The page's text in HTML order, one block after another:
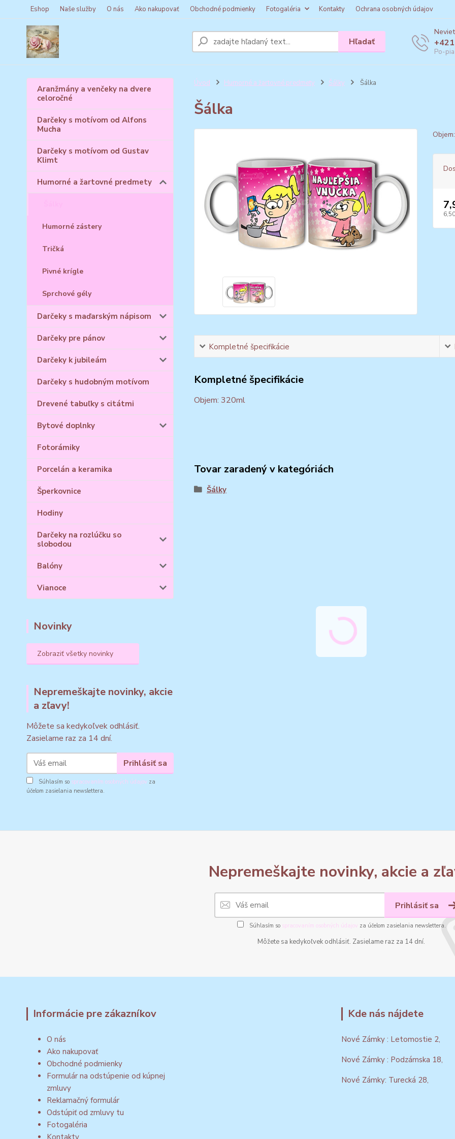
Eshop Naše služby O nás Ako nakupovať Obchodné podmienky Fotogaléria Kontakty Ochrana osobných údajov
Hľadať
Po-
Aranžmány a venčeky na dvere
celoročné
Darčeky s motívom od Alfons
Mucha
Darčeky s motívom od Gustav
Klimt
Humorné a žartovné predmety
Humorné zástery
Tričká
Pivné krígle
Sprchové gély
Darčeky s maďarským nápisom
Darčeky pre pánov
Darčeky k jubileám
Darčeky s hudobným motívom
Drevené tabuľky s citátmi
Bytové doplnky
Fotorámiky
Porcelán a keramika
Šperkovnice
Hodiny
Darčeky na rozlúčku so
slobodou
Balóny
Vianoce
Novinky
Zobraziť všetky novinky
Nepremeškajte novinky, akcie
a zľavy!
Môžete sa kedykoľvek odhlásiť.
Zasielame raz za 14 dní.
Prihlásiť sa
Súhlasím so spracovaním osobných údajov za
účelom zasielania newslettera.
Úvod Humorné a žartovné predmety Šálky Šálka
Šálka
Kompletné špecifikácie
Kompletné špecifikácie
Objem: 320ml
Tovar zaradený v kategóriách
Šálky
Nepremeškajte novinky, akcie a
Prihlásiť sa
Súhlasím so spracovaním osobných údajov za účelom zasielania newslettera.
Môžete sa kedykoľvek odhlásiť. Zasielame raz za 14 dní.
Informácie pre zákazníkov
O nás
Ako nakupovať
Obchodné podmienky
Formulár na odstúpenie od kúpnej
zmluvy
Reklamačný formulár
Odstúpiť od zmluvy tu
Fotogaléria
Kontakty
Kde nás nájdete
Nové Zámky : Letomostie 2,
Nové Zámky : Podzámska 18,
Nové Zámky: Turecká 28,